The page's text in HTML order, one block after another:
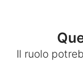
Il ruolo